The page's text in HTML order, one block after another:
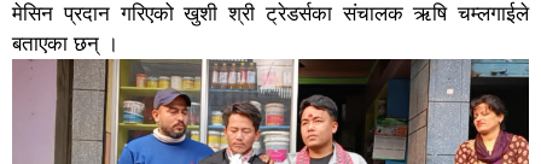
मेसिन प्रदान गरिएको खुशी श्री ट्रेडर्सका संचालक ऋषि चम्लगाईले
बताएका छन् ।